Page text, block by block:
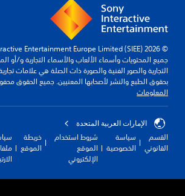
© 2026 Sony Interactive Entertainment Europe Limited (SIEE)
جميع المحتويات وأسماء الألعاب والأسماء التجارية و/أو
التجارية والصور الفنية والصورة ذات الصلة هي علامات
بحقوق الطبع والنشر لأصحابها المعنيين. جميع الحقوق
المعلومات
الإمارات العربية المتحدة
القسم
القانوني
سياسة
الخصوصية
شروط استخدام
الموقع
الإلكتروني
خريطة
الموقع